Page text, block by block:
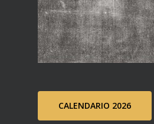
CALENDARIO 2026